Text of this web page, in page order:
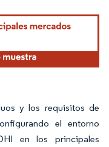
según CC BY 4.0.
y los requisitos de
el entorno
en los principales